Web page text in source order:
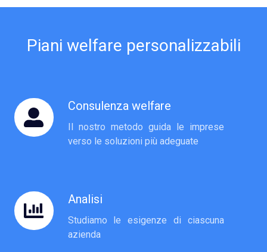
Piani welfare personalizzabili
Consulenza welfare
Il nostro metodo guida le imprese
verso le soluzioni più adeguate
Consulenza
welfare
Analisi
Studiamo le esigenze di ciascuna
azienda
Analisi